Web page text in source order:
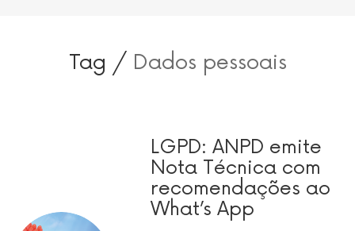
Tag / Dados pessoais
LGPD: ANPD emite
Nota Técnica com
recomendações ao
What’s App